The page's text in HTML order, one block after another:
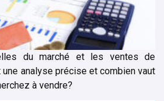
du marché et les ventes de
analyse précise et combien vaut
à vendre?